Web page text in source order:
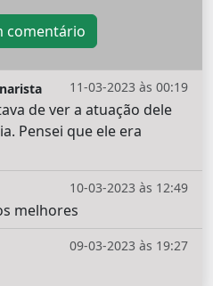
comentário
11-03-2023 às 00:19
de ver a atuação dele
Pensei que ele era
10-03-2023 às 12:49
melhores
09-03-2023 às 19:27